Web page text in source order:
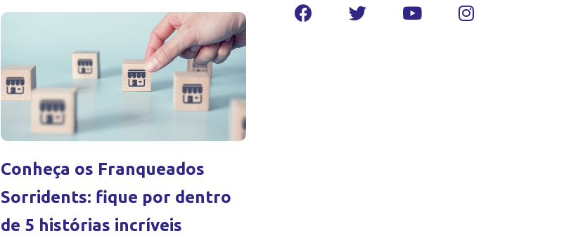
Conheça os Franqueados
Sorridents: fique por dentro
de 5 histórias incríveis